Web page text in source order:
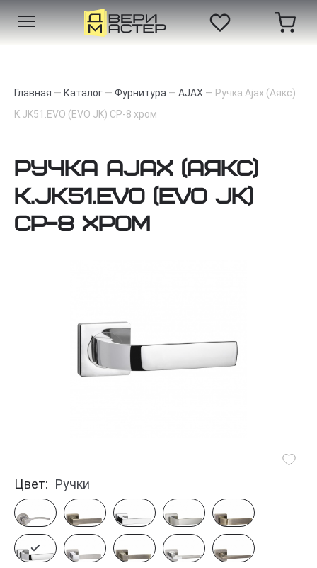
Главная — Каталог — Фурнитура — AJAX — Ручка Ajax (Аякс)
K.JK51.EVO (EVO JK) CP-8 хром
Ручка Ajax (Аякс)
K.JK51.EVO (EVO JK)
CP-8 хром
Цвет: Ручки